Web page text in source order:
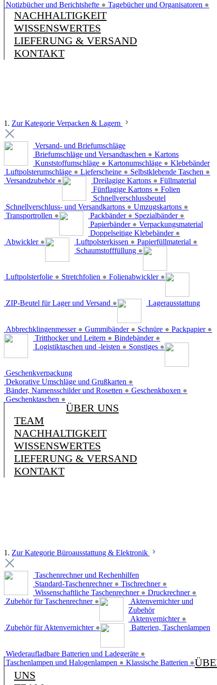
Notizbücher und Berichtshefte ● Tagebücher und Organisatoren ●
NACHHALTIGKEIT
WISSENSWERTES
LIEFERUNG & VERSAND
KONTAKT
1. Zur Kategorie Verpacken & Lagern
Versand- und Briefumschläge
Briefumschläge und Versandtaschen ●
Kunststoffumschläge ● Kartonumschläge ●
Luftpolsterumschläge ● Lieferscheine ● Selbstklebende Taschen ●
Versandzubehör ●
Kartons
Dreilagige Kartons ●
Fünflagige Kartons ●
Schnellverschluss- und Versandkartons ● Umzugskartons ●
Transportrollen ●
Klebebänder
Packbänder ● Spezialbänder ●
Papierbänder ●
Doppelseitige Klebebänder ●
Abwickler ●
Füllmaterial
Luftpolsterkissen ● Papierfüllmaterial ●
Schaumstofffüllung ●
Folien
Luftpolsterfolie ● Stretchfolien ● Folienabwickler ●
Schnellverschlussbeutel
ZIP-Beutel für Lager und Versand ●
Verpackungsmaterial
Abbrechklingenmesser ● Gummibänder ● Schnüre ● Packpapier ●
Lagerausstattung
Tritthocker und Leitern ● Bindebänder ●
Logistiktaschen und -leisten ● Sonstiges ●
Geschenkverpackung
Dekorative Umschläge und Grußkarten ●
Bänder, Namensschilder und Rosetten ● Geschenkboxen ●
Geschenktaschen ●
ÜBER UNS
TEAM
NACHHALTIGKEIT
WISSENSWERTES
LIEFERUNG & VERSAND
KONTAKT
1. Zur Kategorie Büroausstattung & Elektronik
Taschenrechner und Rechenhilfen
Standard-Taschenrechner ● Tischrechner ●
Wissenschaftliche Taschenrechner ● Druckrechner ●
Zubehör für Taschenrechner ●
Aktenvernichter und
Zubehör
Aktenvernichter ●
Zubehör für Aktenvernichter ● Batterien, Taschenlampen
Wiederaufladbare Batterien und Ladegeräte ●
Taschenlampen und Halogenlampen ● Klassische Batterien ●
UNS